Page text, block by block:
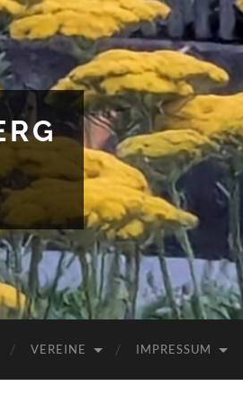
VEREINE IMPRESSUM